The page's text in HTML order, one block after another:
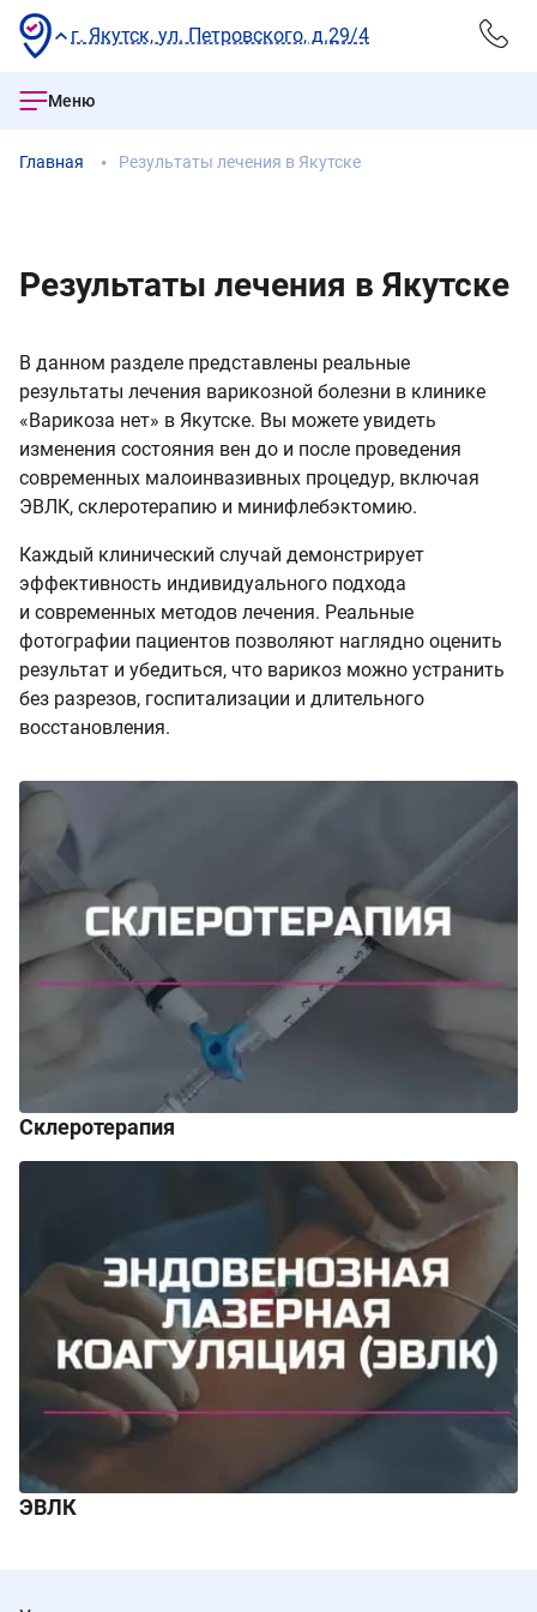
г. Якутск, ул. Петровского, д.29/4
Меню
Главная Результаты лечения в Якутске
Результаты лечения в Якутске
В данном разделе представлены реальные
результаты лечения варикозной болезни в клинике
«Варикоза нет» в Якутске. Вы можете увидеть
изменения состояния вен до и после проведения
современных малоинвазивных процедур, включая
ЭВЛК, склеротерапию и минифлебэктомию.
Каждый клинический случай демонстрирует
эффективность индивидуального подхода
и современных методов лечения. Реальные
фотографии пациентов позволяют наглядно оценить
результат и убедиться, что варикоз можно устранить
без разрезов, госпитализации и длительного
восстановления.
Склеротерапия
ЭВЛК